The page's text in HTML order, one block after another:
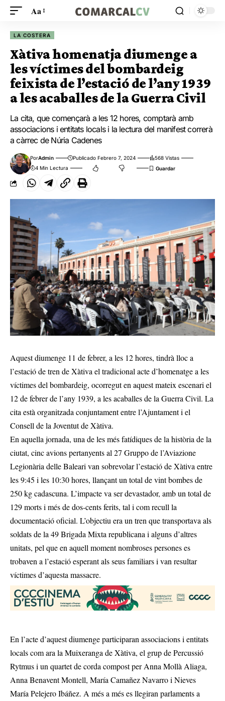
Aa
LA COSTERA
Xàtiva homenatja diumenge a
les víctimes del bombardeig
feixista de l’estació de l’any 1939
a les acaballes de la Guerra Civil
La cita, que començarà a les 12 hores, comptarà amb
associacions i entitats locals i la lectura del manifest correrà
a càrrec de Núria Cadenes
PorAdmin Publicado Febrero 7, 2024
568 Vistas
4 Min Lectura
Aquest diumenge 11 de febrer, a les 12 hores, tindrà lloc a
l’estació de tren de Xàtiva el tradicional acte d’homenatge a les
víctimes del bombardeig, ocorregut en aquest mateix escenari el
12 de febrer de l’any 1939, a les acaballes de la Guerra Civil. La
cita està organitzada conjuntament entre l’Ajuntament i el
Consell de la Joventut de Xàtiva.
En aquella jornada, una de les més fatídiques de la història de la
ciutat, cinc avions pertanyents al 27 Gruppo de l’Aviazione
Legionària delle Baleari van sobrevolar l’estació de Xàtiva entre
les 9:45 i les 10:30 hores, llançant un total de vint bombes de
250 kg cadascuna. L’impacte va ser devastador, amb un total de
129 morts i més de dos-cents ferits, tal i com recull la
documentació oficial. L’objectiu era un tren que transportava als
soldats de la 49 Brigada Mixta republicana i alguns d’altres
unitats, pel que en aquell moment nombroses persones es
trobaven a l’estació esperant als seus familiars i van resultar
víctimes d’aquesta massacre.
En l’acte d’aquest diumenge participaran associacions i entitats
locals com ara la Muixeranga de Xàtiva, el grup de Percussió
Rytmus i un quartet de corda compost per Anna Mollà Aliaga,
Anna Benavent Montell, María Camañez Navarro i Nieves
María Pelejero Ibáñez. A més a més es llegiran parlaments a